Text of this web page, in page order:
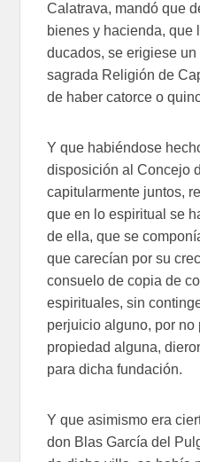
Calatrava, mandó que
bienes y hacienda, que
ducados, se erigiese
sagrada Religión de
de haber catorce o
Y que habiéndose
disposición al Concejo
capitularmente juntos,
que en lo espiritual se
de ella, que se
que carecían por su
consuelo de copia de
espirituales, sin
perjuicio alguno, por no
propiedad alguna,
para dicha fundación.
Y que asimismo era
don Blas García del